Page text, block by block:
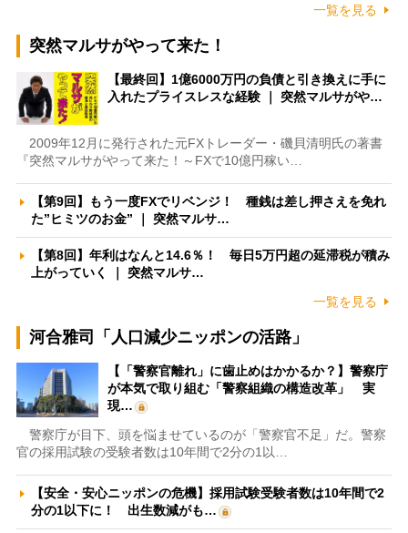
一覧を見る
突然マルサがやって来た！
【最終回】1億6000万円の負債と引き換えに手に
入れたプライスレスな経験 ｜ 突然マルサがや…
2009年12月に発行された元FXトレーダー・磯貝清明氏の著書
『突然マルサがやって来た！～FXで10億円稼い…
【第9回】もう一度FXでリベンジ！ 種銭は差し押さえを免れ
た”ヒミツのお金” ｜ 突然マルサ…
【第8回】年利はなんと14.6％！ 毎日5万円超の延滞税が積み
上がっていく ｜ 突然マルサ…
一覧を見る
河合雅司「人口減少ニッポンの活路」
【「警察官離れ」に歯止めはかかるか？】警察庁
が本気で取り組む「警察組織の構造改革」 実
現…
警察庁が目下、頭を悩ませているのが「警察官不足」だ。警察
官の採用試験の受験者数は10年間で2分の1以…
【安全・安心ニッポンの危機】採用試験受験者数は10年間で2
分の1以下に！ 出生数減がも…